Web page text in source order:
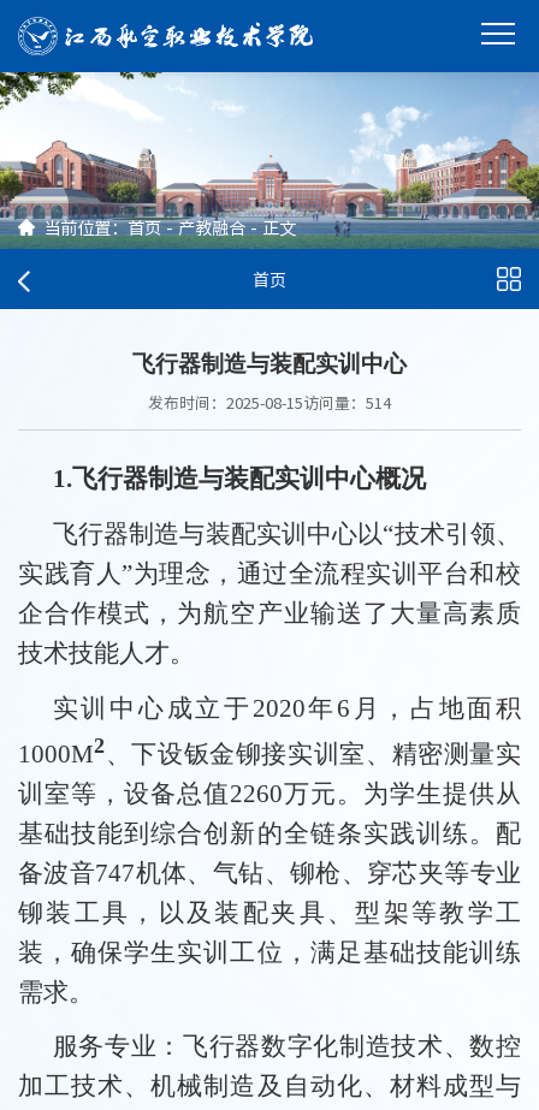
当前位置：首页-产教融合-正文
首页
飞行器制造与装配实训中心
发布时间：2025-08-15访问量： 514
1.飞行器制造与装配实训中心概况
飞行器制造与装配实训中心以“技术引领、
实践育人”为理念，通过全流程实训平台和校
企合作模式，为航空产业输送了大量高素质
技术技能人才。
实训中心成立于2020年6月，占地面积
1000M2、下设钣金铆接实训室、精密测量实
训室等，设备总值2260万元。为学生提供从
基础技能到综合创新的全链条实践训练。配
备波音747机体、气钻、铆枪、穿芯夹等专业
铆装工具，以及装配夹具、型架等教学工
装，确保学生实训工位，满足基础技能训练
需求。
服务专业：飞行器数字化制造技术、数控
加工技术、机械制造及自动化、材料成型与